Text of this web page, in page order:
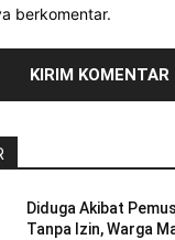
berkomentar.
Diduga Akibat
Tanpa Izin, Warga